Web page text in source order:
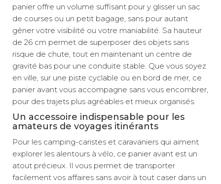
panier offre un volume suffisant pour y glisser un sac
de courses ou un petit bagage, sans pour autant
gêner votre visibilité ou votre maniabilité. Sa hauteur
de 26 cm permet de superposer des objets sans
risque de chute, tout en maintenant un centre de
gravité bas pour une conduite stable. Que vous soyez
en ville, sur une piste cyclable ou en bord de mer, ce
panier avant vous accompagne sans vous encombrer,
pour des trajets plus agréables et mieux organisés.
Un accessoire indispensable pour les
amateurs de voyages itinérants
Pour les camping-caristes et caravaniers qui aiment
explorer les alentours à vélo, ce panier avant est un
atout précieux. Il vous permet de transporter
facilement vos affaires sans avoir à tout caser dans un